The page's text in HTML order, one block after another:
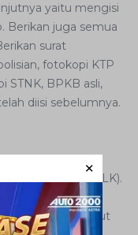
yaitu mengisi
Berikan juga semua
surat
fotokopi KTP
STNK, BPKB asli,
diisi sebelumnya.
yang
Kehilangan (SKTLK).
melaporkan
SKTLK tersebut